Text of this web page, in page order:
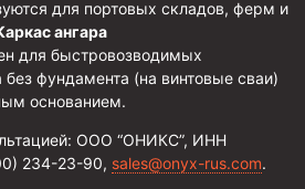
и КРС (ловильный, аварийный)
для портовых складов, ферм и
ангара
для быстровозводимых
фундамента (на винтовые сваи)
основанием.
ООО “ОНИКС”, ИНН
234-23-90, sales@onyx-rus.com.